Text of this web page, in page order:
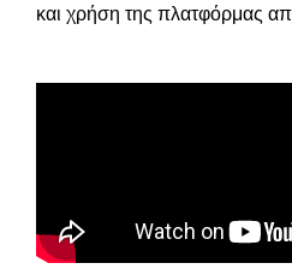
και χρήση της πλατφόρμας